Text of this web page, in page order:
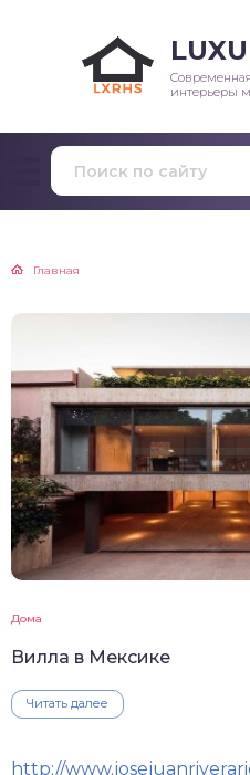
интерьеры
Главная
Дома
Вилла в Мексике
Читать далее
http://